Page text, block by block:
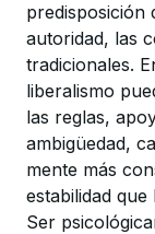
predisposición
autoridad, las
tradicionales.
liberalismo
las reglas,
ambigüedad,
mente más
estabilidad
Ser